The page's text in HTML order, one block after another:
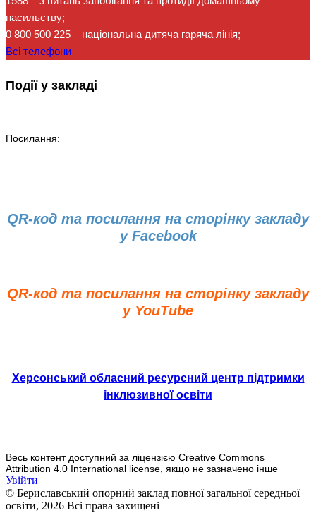
насильству;
0 800 500 225 – національна дитяча гаряча лінія;
Всі телефони
Події у закладі
Посилання:
QR-код та посилання на сторінку закладу
у Facebook
QR-код та посилання на сторінку закладу
у YouTube
Херсонський обласний ресурсний центр підтримки
інклюзивної освіти
Весь контент доступний за ліцензією Creative Commons
Attribution 4.0 International license, якщо не зазначено інше
Увійти
© Бериславський опорний заклад повної загальної середньої
освіти, 2026 Всі права захищені